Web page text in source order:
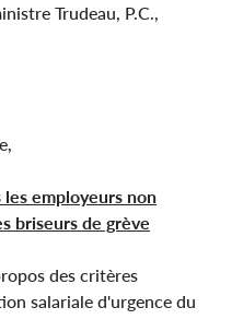
Trudeau, P.C.,
employeurs non
briseurs de grève
des critères
salariale d'urgence du